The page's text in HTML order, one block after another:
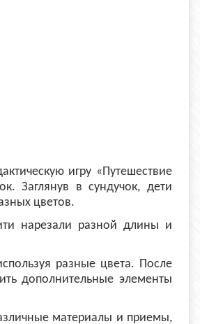
игру «Путешествие
Заглянув в сундучок, дети
цветов.
нарезали разной длины и
разные цвета. После
дополнительные элементы
материалы и приемы,